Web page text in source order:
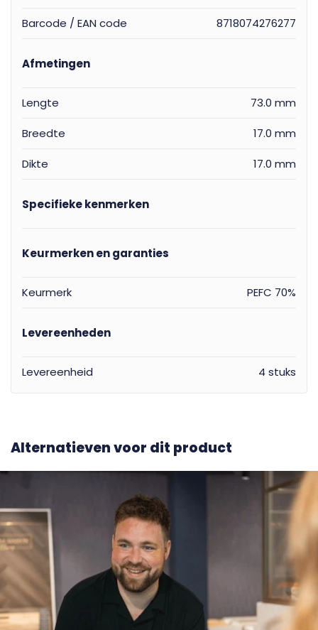
Barcode / EAN code 8718074276277
Afmetingen
Lengte 73.0 mm
Breedte 17.0 mm
Dikte 17.0 mm
Specifieke kenmerken
Keurmerken en garanties
Keurmerk PEFC 70%
Levereenheden
Levereenheid 4 stuks
Alternatieven voor dit product